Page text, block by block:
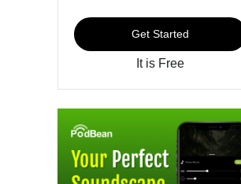
Get Started
It is Free